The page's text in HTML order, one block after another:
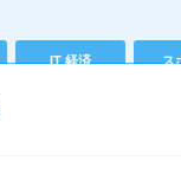
IT 経済 ス